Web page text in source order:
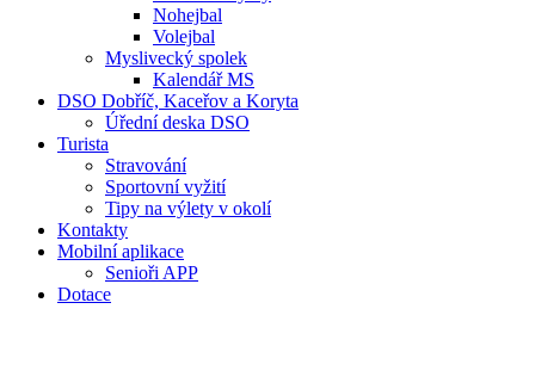
Nohejbal
Volejbal
Myslivecký spolek
Kalendář MS
DSO Dobříč, Kaceřov a Koryta
Úřední deska DSO
Turista
Stravování
Sportovní vyžití
Tipy na výlety v okolí
Kontakty
Mobilní aplikace
Senioři APP
Dotace